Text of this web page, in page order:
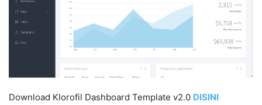
Download Klorofil Dashboard Template v2.0 DISINI